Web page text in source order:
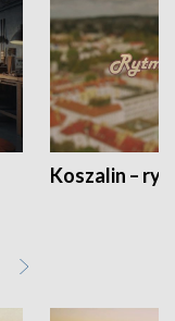
Koszalin –